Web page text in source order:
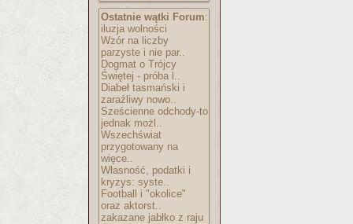
Ostatnie wątki Forum:
iluzja wolności
Wzór na liczby
parzyste i nie par..
Dogmat o Trójcy
Świętej - próba l..
Diabeł tasmański i
zaraźliwy nowo..
Sześcienne odchody-to
jednak możl..
Wszechświat
przygotowany na
więce..
Własność, podatki i
kryzys: syste..
Football i "okolice"
oraz aktorst..
zakazane jabłko z raju